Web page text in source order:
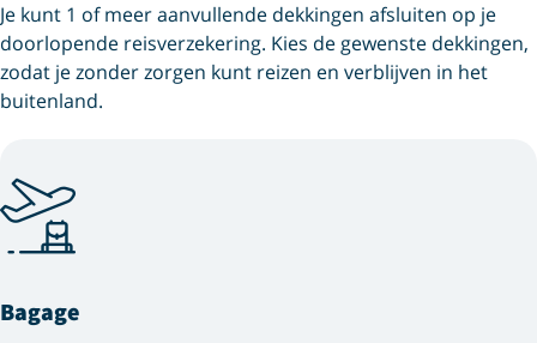
Je kunt 1 of meer aanvullende dekkingen afsluiten op je
doorlopende reisverzekering. Kies de gewenste dekkingen,
zodat je zonder zorgen kunt reizen en verblijven in het
buitenland.
Bagage